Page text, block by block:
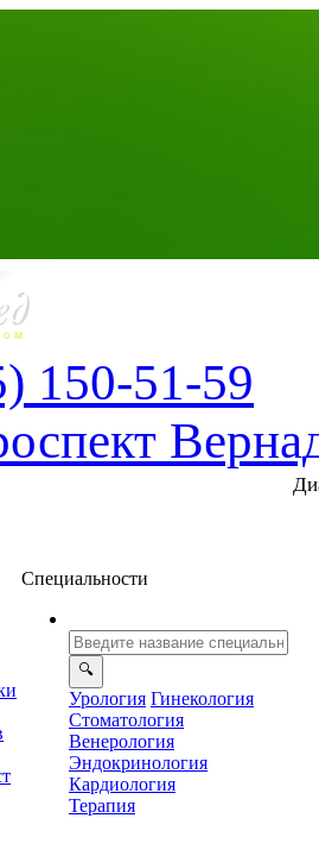
150-51-59
Специальности
Урология Гинекология
Стоматология
енерология
Эндокринология
Кардиология
Терапия